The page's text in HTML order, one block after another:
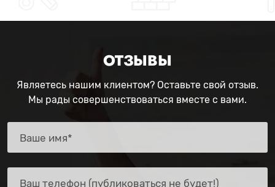
ОТЗЫВЫ
Являетесь нашим клиентом? Оставьте свой отзыв.
Мы рады совершенствоваться вместе с вами.